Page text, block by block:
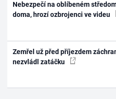
Nebezpečí na oblíbeném
doma, hrozí ozbrojenci ve videu
Zemřel už před příjezdem
nezvládl zatáčku